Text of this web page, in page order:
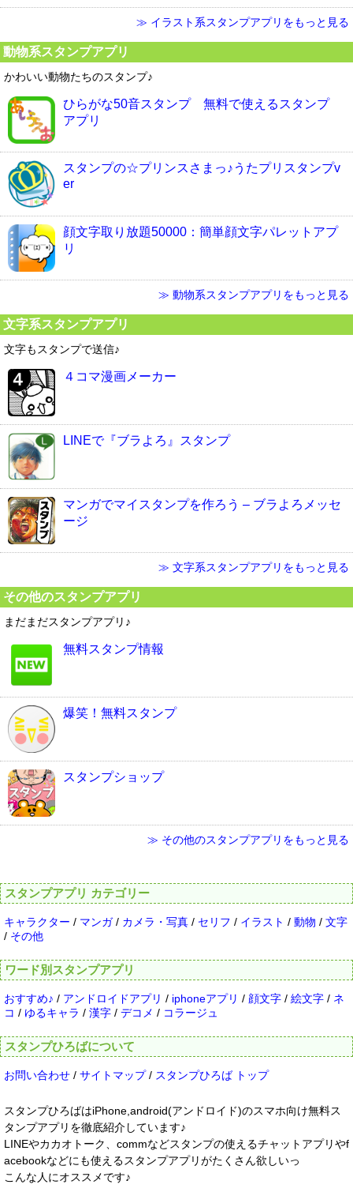
≫ イラスト系スタンプアプリをもっと見る
動物系スタンプアプリ
かわいい動物たちのスタンプ♪
ひらがな50音スタンプ 無料で使えるスタンプ
アプリ
スタンプの☆プリンスさまっ♪うたプリスタンプv
er
顔文字取り放題50000：簡単顔文字パレットアプ
リ
≫ 動物系スタンプアプリをもっと見る
文字系スタンプアプリ
文字もスタンプで送信♪
４コマ漫画メーカー
LINEで『ブラよろ』スタンプ
マンガでマイスタンプを作ろう – ブラよろメッセ
ージ
≫ 文字系スタンプアプリをもっと見る
その他のスタンプアプリ
まだまだスタンプアプリ♪
無料スタンプ情報
爆笑！無料スタンプ
スタンプショップ
≫ その他のスタンプアプリをもっと見る
スタンプアプリ カテゴリー
キャラクター / マンガ/ カメラ・写真 / セリフ / イラスト / 動物 / 文字
/ その他
ワード別スタンプアプリ
おすすめ♪ / アンドロイドアプリ / iphoneアプリ / 顔文字 / 絵文字 / ネ
コ / ゆるキャラ / 漢字 / デコメ / コラージュ
スタンプひろばについて
お問い合わせ / サイトマップ/ スタンプひろば トップ
スタンプひろばはiPhone,android(アンドロイド)のスマホ向け無料ス
タンプアプリを徹底紹介しています♪
LINEやカカオトーク、commなどスタンプの使えるチャットアプリやf
acebookなどにも使えるスタンプアプリがたくさん欲しいっ
こんな人にオススメです♪